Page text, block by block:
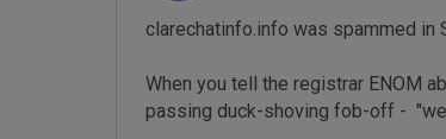
clarechatinfo.info was spammed in
When you tell the registrar ENOM
passing duck-shoving fob-off -